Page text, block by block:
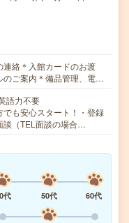
絡＊入館カードのお渡
のご案内＊備品管理、電…
語力不要
でも安心スタート！・登録
談（TEL面談の場合…
代 50代
60代